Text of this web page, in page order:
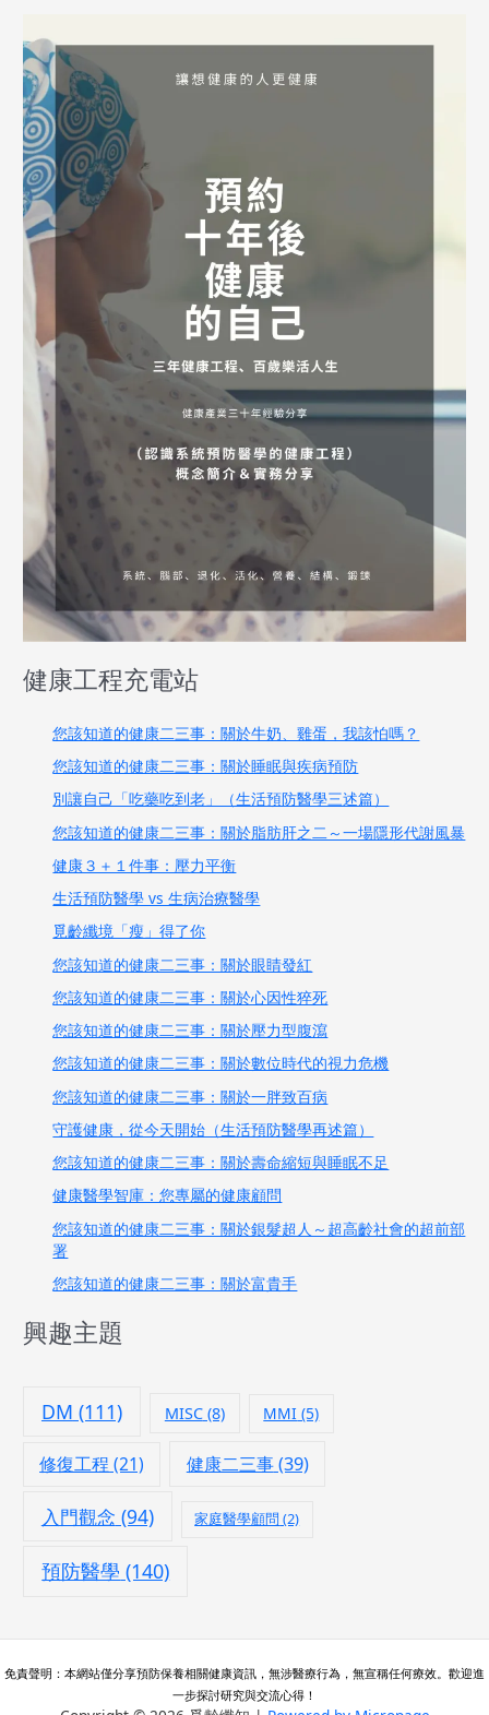
健康工程充電站
您該知道的健康二三事：關於牛奶、雞蛋，我該怕嗎？
您該知道的健康二三事：關於睡眠與疾病預防
別讓自己「吃藥吃到老」（生活預防醫學三述篇）
您該知道的健康二三事：關於脂肪肝之二～一場隱形代謝風暴
健康３＋１件事：壓力平衡
生活預防醫學 vs 生病治療醫學
覓齡纖境「瘦」得了你
您該知道的健康二三事：關於眼睛發紅
您該知道的健康二三事：關於心因性猝死
您該知道的健康二三事：關於壓力型腹瀉
您該知道的健康二三事：關於數位時代的視力危機
您該知道的健康二三事：關於一胖致百病
守護健康，從今天開始（生活預防醫學再述篇）
您該知道的健康二三事：關於壽命縮短與睡眠不足
健康醫學智庫：您專屬的健康顧問
您該知道的健康二三事：關於銀髮超人～超高齡社會的超前部
署
您該知道的健康二三事：關於富貴手
興趣主題
DM (111) MISC(8) MMI (5)
修復工程 (21) 健康二三事(39)
入門觀念 (94) 家庭醫學顧問 (2)
預防醫學 (140)
免責聲明：本網站僅分享預防保養相關健康資訊，無涉醫療行為，無宣稱任何療效。歡迎進
一步探討研究與交流心得！